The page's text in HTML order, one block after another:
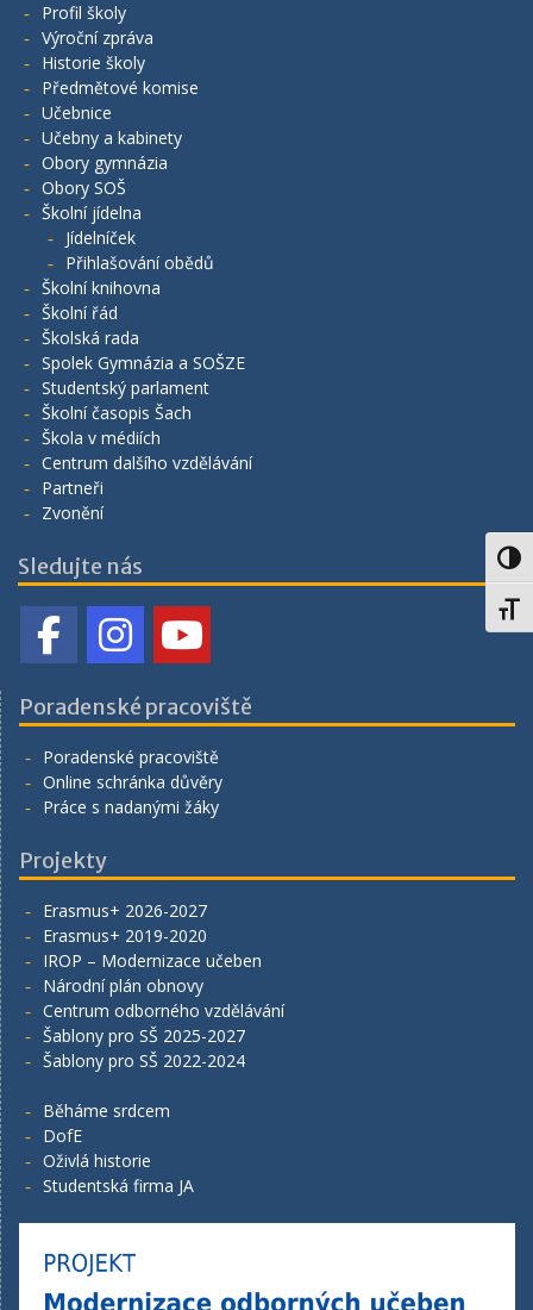
Profil školy
Výroční zpráva
Historie školy
Předmětové komise
Učebnice
Učebny a kabinety
Obory gymnázia
Obory SOŠ
Školní jídelna
Jídelníček
Přihlašování obědů
Školní knihovna
Školní řád
Školská rada
Spolek Gymnázia a SOŠZE
Studentský parlament
Školní časopis Šach
Škola v médiích
Centrum dalšího vzdělávání
Partneři
Zvonění
Sledujte nás
Poradenské pracoviště
Poradenské pracoviště
Online schránka důvěry
Práce s nadanými žáky
Projekty
Erasmus+ 2026-2027
Erasmus+ 2019-2020
IROP – Modernizace učeben
Národní plán obnovy
Centrum odborného vzdělávání
Šablony pro SŠ 2025-2027
Šablony pro SŠ 2022-2024
Běháme srdcem
DofE
Oživlá historie
Studentská firma JA